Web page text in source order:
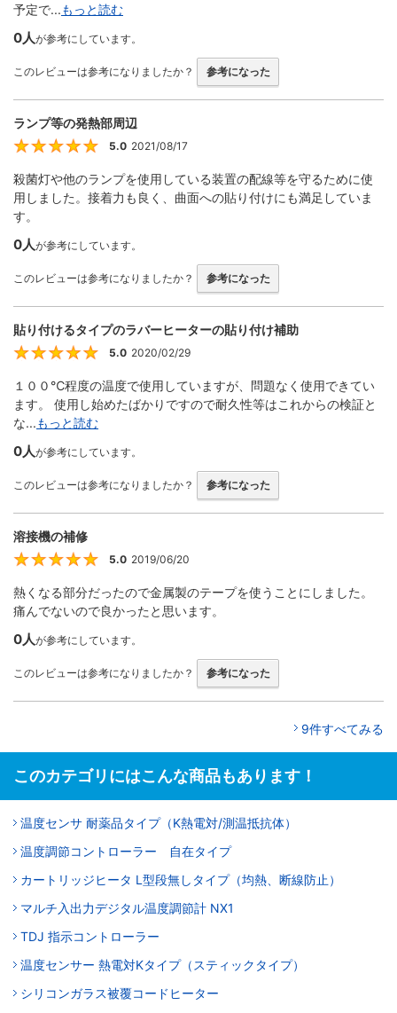
予定で...もっと読む
0人が参考にしています。
このレビューは参考になりましたか？ 参考になった
ランプ等の発熱部周辺
5.0 2021/08/17
殺菌灯や他のランプを使用している装置の配線等を守るために使
用しました。接着力も良く、曲面への貼り付けにも満足していま
す。
0人が参考にしています。
このレビューは参考になりましたか？ 参考になった
貼り付けるタイプのラバーヒーターの貼り付け補助
5
5.0 2020/02/29
１００℃程度の温度で使用していますが、問題なく使用できてい
ます。 使用し始めたばかりですので耐久性等はこれからの検証と
な...もっと読む
0人が参考にしています。
このレビューは参考になりましたか？ 参考になった
溶接機の補修
5
5.0 2019/06/20
熱くなる部分だったので金属製のテープを使うことにしました。
痛んでないので良かったと思います。
0人が参考にしています。
このレビューは参考になりましたか？ 参考になった
9件すべてみる
このカテゴリにはこんな商品もあります！
温度センサ 耐薬品タイプ（K熱電対/測温抵抗体）
温度調節コントローラー 自在タイプ
カートリッジヒータ L型段無しタイプ（均熱、断線防止）
マルチ入出力デジタル温度調節計 NX1
TDJ 指示コントローラー
温度センサー 熱電対Kタイプ（スティックタイプ）
シリコンガラス被覆コードヒーター